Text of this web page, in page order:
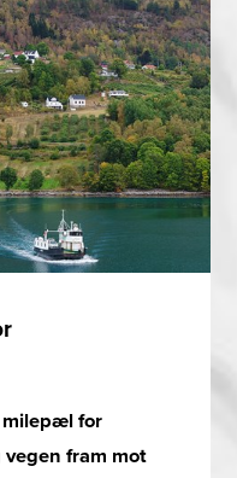
milepæl for
fram mot